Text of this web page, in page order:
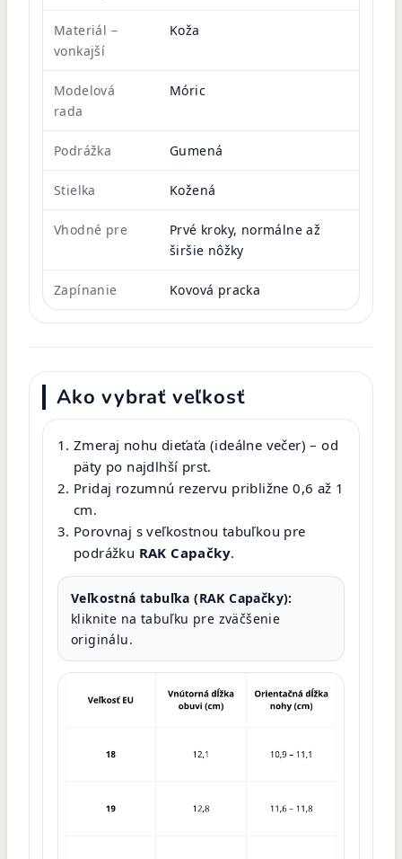
Materiál –
vonkajší
Koža
Modelová
rada
Móric
Podrážka Gumená
Stielka Kožená
Vhodné pre
Prvé kroky, normálne až
širšie nôžky
Zapínanie Kovová pracka
Ako vybrať veľkosť
Zmeraj nohu dieťaťa (ideálne večer) – od
päty po najdlhší prst.
Pridaj rozumnú rezervu približne 0,6 až 1
cm.
Porovnaj s veľkostnou tabuľkou pre
podrážku RAK Capačky.
Veľkostná tabuľka (RAK Capačky):
kliknite na tabuľku pre zväčšenie
originálu.